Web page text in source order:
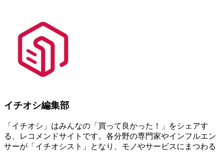
イチオシ編集部
「イチオシ」はみんなの「買って良かった！」をシェアす
る、レコメンドサイトです。各分野の専門家やインフルエン
サーが「イチオシスト」となり、モノやサービスにまつわる